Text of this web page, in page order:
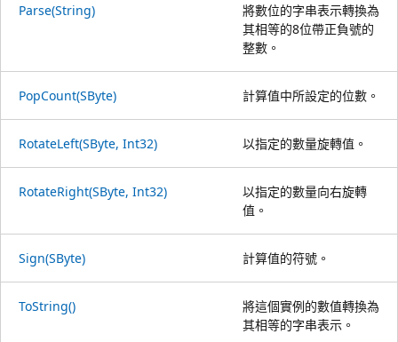
Parse(String)
將數位的字串表示轉換為
其相等的8位帶正負號的
整數。
PopCount(SByte) 計算值中所設定的位數。
RotateLeft(SByte, Int32) 以指定的數量旋轉值。
RotateRight(SByte, Int32)
以指定的數量向右旋轉
值。
Sign(SByte) 計算值的符號。
ToString()
將這個實例的數值轉換為
其相等的字串表示。